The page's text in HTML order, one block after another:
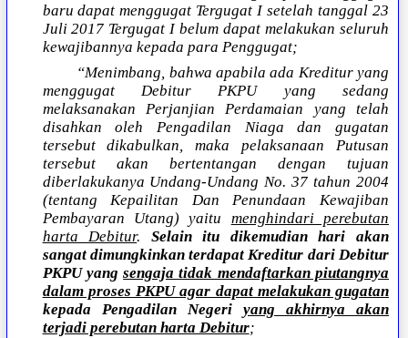
baru dapat menggugat Tergugat I setelah tanggal 23
Juli 2017 Tergugat I belum dapat melakukan seluruh
kewajibannya kepada para Penggugat;
“Menimbang, bahwa apabila ada Kreditur yang
menggugat Debitur PKPU yang sedang
melaksanakan Perjanjian Perdamaian yang telah
disahkan oleh Pengadilan Niaga dan gugatan
tersebut dikabulkan, maka pelaksanaan Putusan
tersebut akan bertentangan dengan tujuan
diberlakukanya Undang-Undang No. 37 tahun 2004
(tentang Kepailitan Dan Penundaan Kewajiban
Pembayaran Utang) yaitu menghindari perebutan
harta Debitur. Selain itu dikemudian hari akan
sangat dimungkinkan terdapat Kreditur dari Debitur
PKPU yangsengaja tidak mendaftarkan piutangnya
dalam proses PKPU agar dapat melakukan gugatan
kepada Pengadilan Negeri yang akhirnya akan
terjadi perebutan harta Debitur;